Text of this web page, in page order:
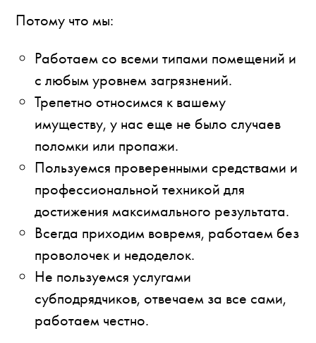
Потому что мы:
Работаем со всеми типами помещений и
с любым уровнем загрязнений.
Трепетно относимся к вашему
имуществу, у нас еще не было случаев
поломки или пропажи.
Пользуемся проверенными средствами и
профессиональной техникой для
достижения максимального результата.
Всегда приходим вовремя, работаем без
проволочек и недоделок.
Не пользуемся услугами
субподрядчиков, отвечаем за все сами,
работаем честно.